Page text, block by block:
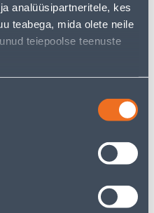
analüüsipartneritele, kes
teabega, mida olete neile
teiepoolse teenuste
3,69 € from 2-5 tööpäeva